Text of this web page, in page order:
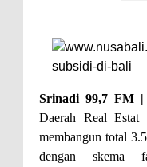
Srinadi 99,7 FM
Daerah Real Estat
membangun total
dengan skema